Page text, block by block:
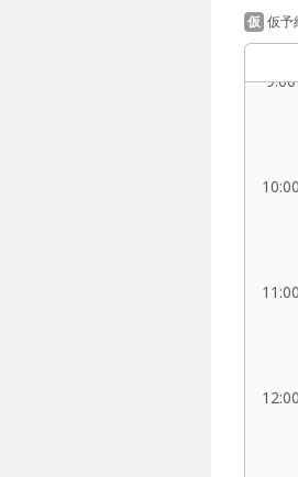
仮 仮予
9:00
10:00
11:00
12:00